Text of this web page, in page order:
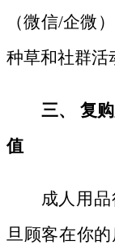
（微信/企微
种草和社群活
三、
复
值
成人用
旦顾客在你